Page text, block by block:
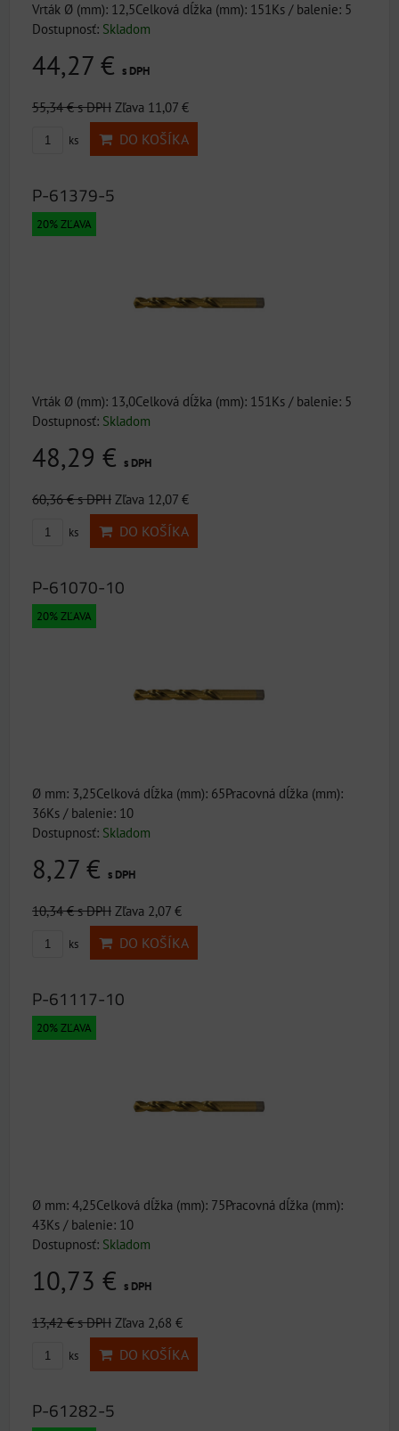
Vrták Ø (mm): 12,5Celková dĺžka (mm): 151Ks / balenie: 5
Dostupnosť: Skladom
44,27 € s DPH
55,34 €s DPH Zľava 11,07 €
ks DO KOŠÍKA
P-61379-5
20% ZĽAVA
Vrták Ø (mm): 13,0Celková dĺžka (mm): 151Ks / balenie: 5
Dostupnosť: Skladom
48,29 € s DPH
60,36 €s DPH Zľava 12,07 €
ks DO KOŠÍKA
P-61070-10
20% ZĽAVA
Ø mm: 3,25Celková dĺžka (mm): 65Pracovná dĺžka (mm):
36Ks / balenie: 10
Dostupnosť: Skladom
8,27 € s DPH
10,34 €s DPH Zľava 2,07 €
ks DO KOŠÍKA
P-61117-10
20% ZĽAVA
Ø mm: 4,25Celková dĺžka (mm): 75Pracovná dĺžka (mm):
43Ks / balenie: 10
Dostupnosť: Skladom
10,73 € s DPH
13,42 €s DPH Zľava 2,68 €
ks DO KOŠÍKA
P-61282-5